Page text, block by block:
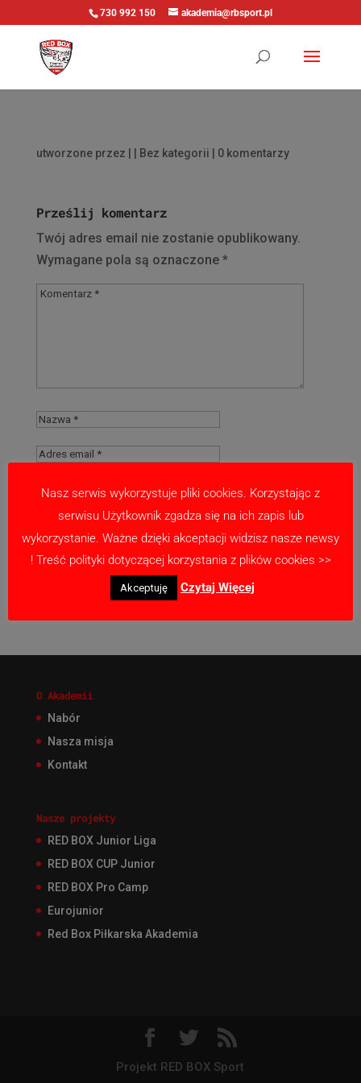
730 992 150 akademia@rbsport.pl
utworzone przez | Bez kategorii | 0 komentarzy
Prześlij komentarz
Twój adres email nie zostanie opublikowany.
Wymagane pola są oznaczone *
Zapamiętaj moje dane w tej przeglądarce
podczas pisania kolejnych komentarzy.
O Akademii
Nabór
Nasza misja
Kontakt
Nasze projekty
RED BOX Junior Liga
RED BOX CUP Junior
RED BOX Pro Camp
Eurojunior
Red Box Piłkarska Akademia
Projekt RED BOX Sport
Nasz serwis wykorzystuje pliki cookies. Korzystając z
serwisu Użytkownik zgadza się na ich zapis lub
wykorzystanie. Ważne dzięki akceptacji widzisz nasze newsy
! Treść polityki dotyczącej korzystania z plików cookies >>
Akceptuję Czytaj Więcej